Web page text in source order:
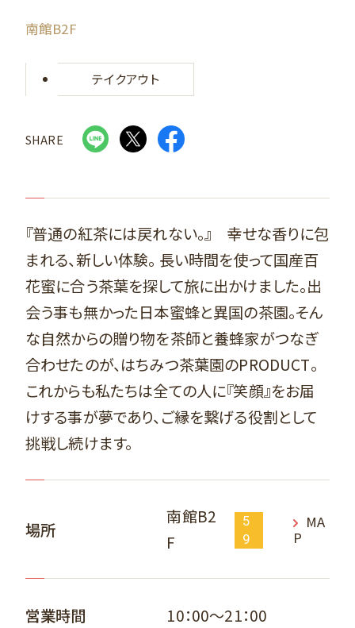
南館B2F
テイクアウト
SHARE
『普通の紅茶には戻れない。』 幸せな香りに包
まれる、新しい体験。 長い時間を使って国産百
花蜜に合う茶葉を探して旅に出かけました。出
会う事も無かった日本蜜蜂と異国の茶園。そん
な自然からの贈り物を茶師と養蜂家がつなぎ
合わせたのが、はちみつ茶葉園のPRODUCT。
これからも私たちは全ての人に『笑顔』をお届
けする事が夢であり、ご縁を繋げる役割として
挑戦し続けます。
場所
南館B2
F
5
9
MA
P
営業時間 10：00～21：00